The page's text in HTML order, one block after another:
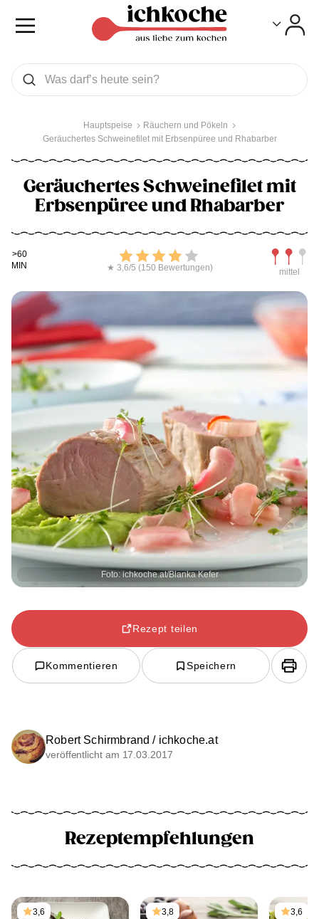
Was wollen Sie suchen
Suchen
Hauptspeise
Räuchern und Pökeln
Geräuchertes Schweinefilet mit Erbsenpüree und Rhabarber
Geräuchertes Schweinefilet mit
Erbsenpüree und Rhabarber
Kochdauer
>60
MIN
Bewerten
★ 3,6/5 (150 Bewertungen) mittel
Foto: ichkoche.at/Blanka Kefer
Rezept teilen
Kommentieren Speichern
Robert Schirmbrand / ichkoche.at
veröffentlicht am 17.03.2017
Rezeptempfehlungen
3,6 3,8 3,6